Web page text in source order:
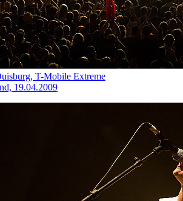
T-Mobile Extreme
19.04.2009